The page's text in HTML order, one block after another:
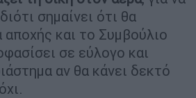
σημαίνει ότι θα
αποχής και το Συμβούλιο
σε εύλογο και
αν θα κάνει δεκτό